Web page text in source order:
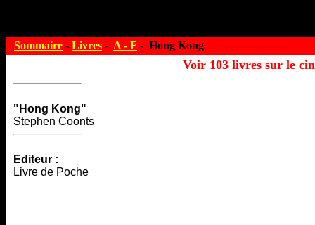
Sommaire - Livres - A - F - Hong Kong
Voir 103 livres sur le
"Hong Kong"
Stephen Coonts
Editeur :
Livre de Poche